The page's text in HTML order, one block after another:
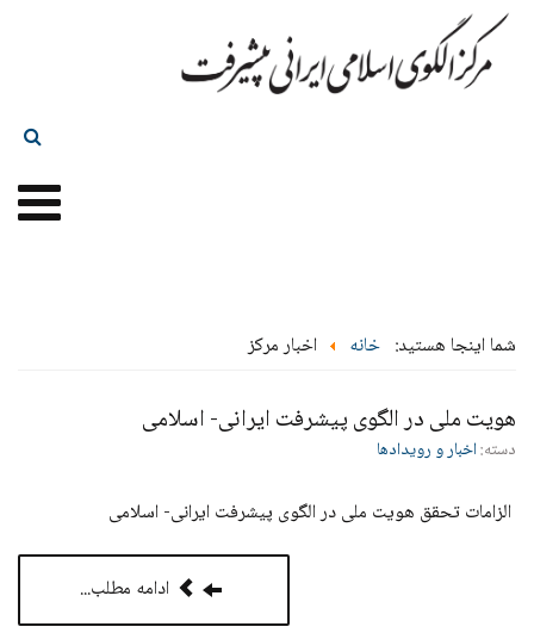
شما اینجا هستید: خانه اخبار مرکز
هویت ملی در الگوی پیشرفت ایرانی- اسلامی
دسته:اخبار و رویدادها
الزامات تحقق هویت ملی در الگوی پیشرفت ایرانی- اسلامی
ادامه مطلب...